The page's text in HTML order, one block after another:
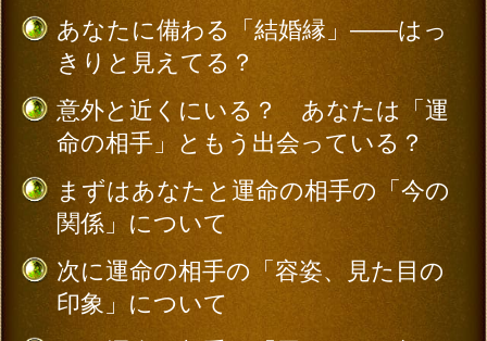
その相手との「結婚のチャンス」は
いつ訪れる？
その相手とあなたはどのようにして
「結婚」にまで至る？
あなたの生活は「結婚」によってど
う変化していく？
あなたが幸せな結婚生活を手に入れ
るために